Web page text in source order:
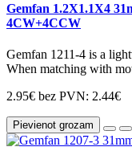
Gemfan 1.2X1.1X4
4CW+4CCW
Gemfan 1211-4 is a
When matching with
2.95€ bez PVN: 2.44€
Pievienot grozam